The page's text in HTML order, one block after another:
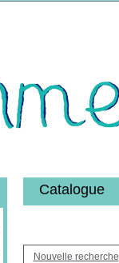
Nouvelle recherche
Catalogue